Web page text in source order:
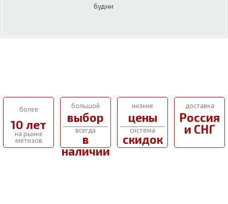
будни
более
10 лет
на рынке
метизов
большой
выбор
всегда
в
наличии
низкие
цены
система
скидок
доставка
Россия
и СНГ